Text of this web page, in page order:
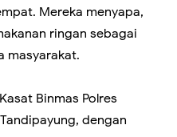
Mereka menyapa,
ringan sebagai
masyarakat.
Binmas Polres
dengan